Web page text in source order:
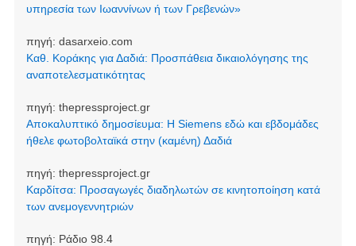
υπηρεσία των Ιωαννίνων ή των Γρεβενών»
πηγή: dasarxeio.com
Καθ. Κοράκης για Δαδιά: Προσπάθεια δικαιολόγησης της
αναποτελεσματικότητας
πηγή: thepressproject.gr
Αποκαλυπτικό δημοσίευμα: Η Siemens εδώ και εβδομάδες
ήθελε φωτοβολταϊκά στην (καμένη) Δαδιά
πηγή: thepressproject.gr
Καρδίτσα: Προσαγωγές διαδηλωτών σε κινητοποίηση κατά
των ανεμογεννητριών
πηγή: Ράδιο 98.4